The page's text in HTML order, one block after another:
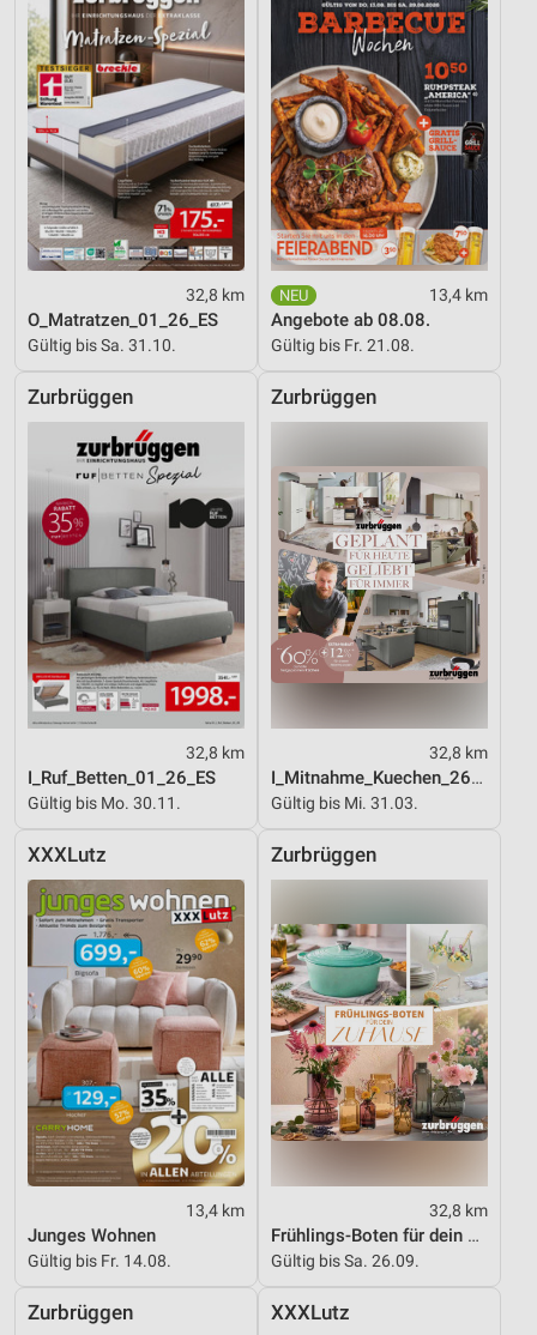
32,8 km
O_Matratzen_01_26_ES
Gültig bis Sa. 31.10.
13,4 km
Angebote ab 08.08.
Gültig bis Fr. 21.08.
Zurbrüggen
32,8 km
I_Ruf_Betten_01_26_ES
Gültig bis Mo. 30.11.
Zurbrüggen
32,8 km
I_Mitnahme_Kuechen_26_ES
Gültig bis Mi. 31.03.
XXXLutz
13,4 km
Junges Wohnen
Gültig bis Fr. 14.08.
Zurbrüggen
32,8 km
Frühlings-Boten für dein Zuhause
Gültig bis Sa. 26.09.
Zurbrüggen XXXLutz